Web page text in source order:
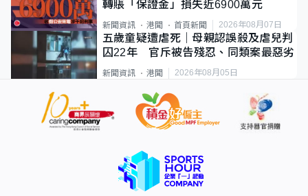
轉賬「保證金」損失近6900萬元
新聞資訊 港聞 首頁新聞 2026年08月07日
五歲童疑遭虐死｜母親認誤殺及虐兒判
囚22年 官斥被告殘忍、同類案最惡劣
新聞資訊 港聞 2026年08月05日